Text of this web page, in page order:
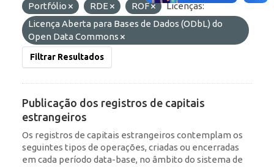
Portfólio
RDE ROF
Licenças:
Licença Aberta para Bases de Dados (ODbL) do
Open Data Commons
Filtrar Resultados
Publicação dos registros de capitais
estrangeiros
Os registros de capitais estrangeiros contemplam os
seguintes tipos de operações, criadas ou encerradas
em cada período data-base, no âmbito do sistema de